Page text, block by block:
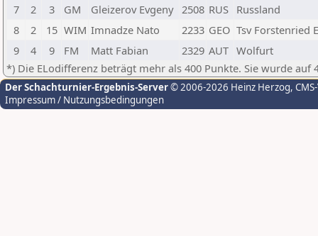
7
2 3 GM Gleizerov Evgeny 2508 RUS Russland
8
2 15 WIM Imnadze Nato 2233 GEO Tsv Forstenried
9
4 9 FM Matt Fabian 2329 AUT Wolfurt
*) Die ELodifferenz beträgt mehr als 400 Punkte. Sie wurde auf
Der Schachturnier-Ergebnis-Server© 2006-2026 Heinz Herzog,
Impressum / Nutzungsbedingungen